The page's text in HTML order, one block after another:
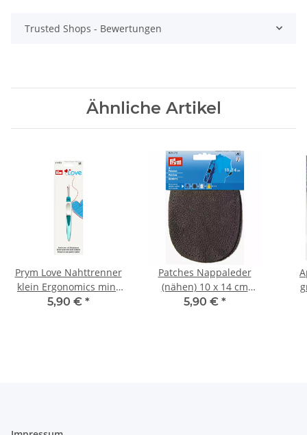
Trusted Shops - Bewertungen
Ähnliche Artikel
Prym Love Nahttrenner
klein Ergonomics mint
610933
5,90 € *
Patches Nappaleder
(nähen) 10 x 14 cm
dunkelbraun 929272
5,90 € *